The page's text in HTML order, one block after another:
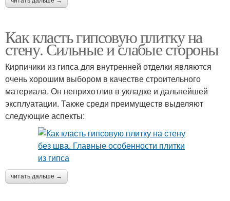
Как класть гипсовую плитку на
стену. Сильные и слабые стороны
Кирпичики из гипса для внутренней отделки являются
очень хорошим выбором в качестве строительного
материала. Он неприхотлив в укладке и дальнейшей
эксплуатации. Также среди преимуществ выделяют
следующие аспекты:
читать дальше →